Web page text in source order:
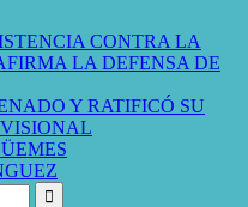
CONTRA LA
LA DEFENSA DE
Y RATIFICÓ SU